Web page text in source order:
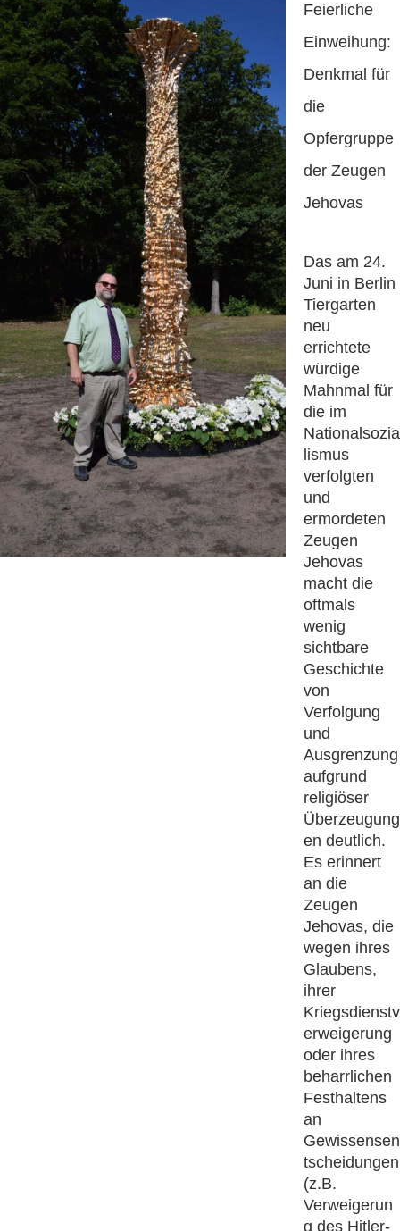
Feierliche
Einweihung:
Denkmal für
die
Opfergruppe
der Zeugen
Jehovas
Das am 24.
Juni in Berlin
Tiergarten
neu
errichtete
würdige
Mahnmal für
die im
Nationalsozia
lismus
verfolgten
und
ermordeten
Zeugen
Jehovas
macht die
oftmals
wenig
sichtbare
Geschichte
von
Verfolgung
und
Ausgrenzung
aufgrund
religiöser
Überzeugung
en deutlich.
Es erinnert
an die
Zeugen
Jehovas, die
wegen ihres
Glaubens,
ihrer
Kriegsdienstv
erweigerung
oder ihres
beharrlichen
Festhaltens
an
Gewissensen
tscheidungen
(z.B.
Verweigerun
g des Hitler-